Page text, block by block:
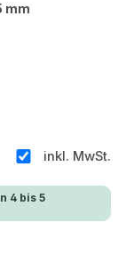
mm
inkl. MwSt.
4 bis 5